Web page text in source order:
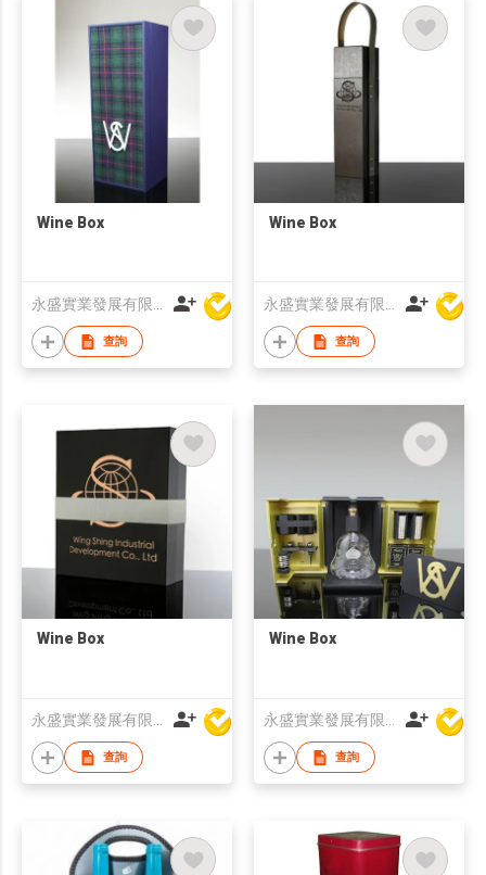
Wine Box
查詢
Wine Box
查詢
Wine Box
永盛實業發展有限公司
查詢
Wine Box
永盛實業發展有限公司
查詢